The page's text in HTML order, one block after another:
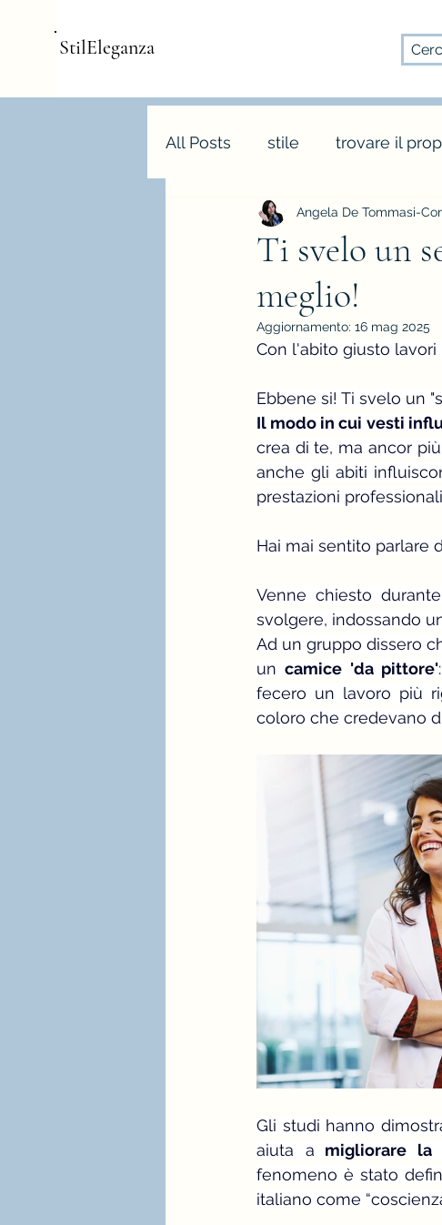
StilEleganza
All Posts stile trovare il
consulenza d'immagine
armocromia forme body
stagione e palette autunno
stagione e palette estate
immagine professionale
Ti svelo un
meglio!
Angela De Tommasi-
Aggiornamento: 16 mag 2025
Con l'abito giusto lavori
Ebbene si! Ti svelo un
Il modo in cui vesti
crea di te, ma ancor
anche gli abiti
prestazioni
Hai mai sentito parlare
Venne chiesto
svolgere, indossando
Ad un gruppo dissero
un camice 'da pittore'
fecero un lavoro più
coloro che credevano
Gli studi hanno
aiuta a migliorare la
fenomeno è stato
italiano come